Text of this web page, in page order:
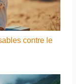
contre le